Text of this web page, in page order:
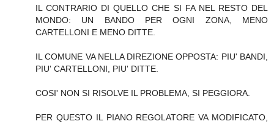
IL CONTRARIO DI QUELLO CHE SI FA NEL RESTO DEL
MONDO: UN BANDO PER OGNI ZONA, MENO
CARTELLONI E MENO DITTE.
IL COMUNE VA NELLA DIREZIONE OPPOSTA: PIU' BANDI,
PIU' CARTELLONI, PIU' DITTE.
COSI' NON SI RISOLVE IL PROBLEMA, SI PEGGIORA.
PER QUESTO IL PIANO REGOLATORE VA MODIFICATO,